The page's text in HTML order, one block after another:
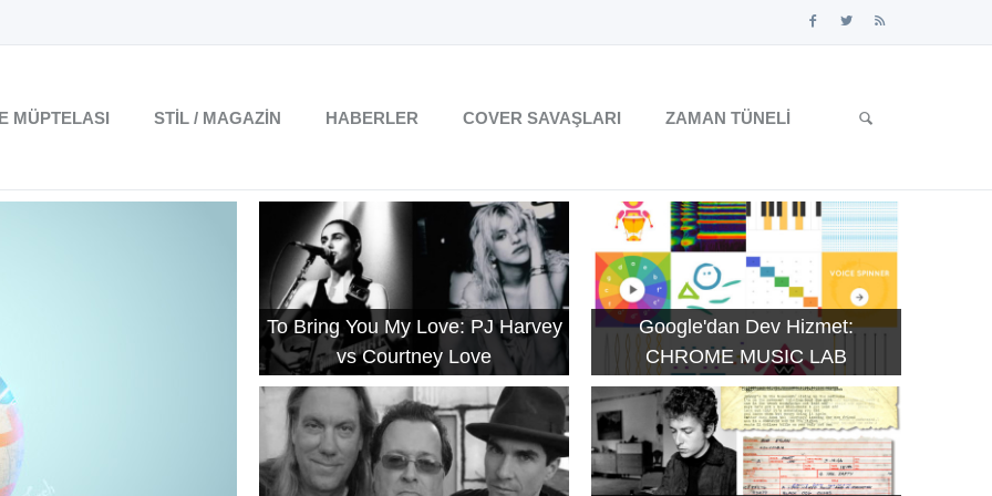
MÜPTELASI STIL / MAGAZIN HABERLER COVER SAVAŞLARI ZAMAN TÜNELI
To Bring You My Love: PJ Harvey
vs Courtney Love
Google'dan Dev Hizmet:
CHROME MUSIC LAB